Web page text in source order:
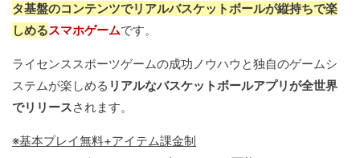
タ基盤のコンテンツでリアルバスケットボールが縦持ちで楽
しめるスマホゲームです。
ライセンススポーツゲームの成功ノウハウと独自のゲームシ
ステムが楽しめる リアルなバスケットボールアプリが全世界
でリリースされます。
※基本プレイ無料+アイテム課金制